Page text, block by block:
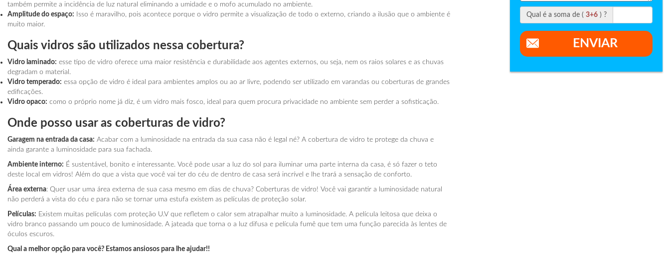
também permite a incidência de luz natural eliminando a umidade e o mofo acumulado no ambiente.
Amplitude do espaço: Isso é maravilho, pois acontece porque o vidro permite a visualização de todo o externo, criando a ilusão que o ambiente é
muito maior.
Quais vidros são utilizados nessa cobertura?
Vidro laminado: esse tipo de vidro oferece uma maior resistência e durabilidade aos agentes externos, ou seja, nem os raios solares e as chuvas
degradam o material.
Vidro temperado: essa opção de vidro é ideal para ambientes amplos ou ao ar livre, podendo ser utilizado em varandas ou coberturas de grandes
edificações.
Vidro opaco: como o próprio nome já diz, é um vidro mais fosco, ideal para quem procura privacidade no ambiente sem perder a sofisticação.
Onde posso usar as coberturas de vidro?
Garagem na entrada da casa: Acabar com a luminosidade na entrada da sua casa não é legal né? A cobertura de vidro te protege da chuva e
ainda garante a luminosidade para sua fachada.
Ambiente interno: É sustentável, bonito e interessante. Você pode usar a luz do sol para iluminar uma parte interna da casa, é só fazer o teto
deste local em vidros! Além do que a vista que você vai ter do céu de dentro de casa será incrível e lhe trará a sensação de conforto.
Área externa: Quer usar uma área externa de sua casa mesmo em dias de chuva? Coberturas de vidro! Você vai garantir a luminosidade natural
não perderá a vista do céu e para não se tornar uma estufa existem as películas de proteção solar.
Películas: Existem muitas películas com proteção U.V que refletem o calor sem atrapalhar muito a luminosidade. A película leitosa que deixa o
vidro branco passando um pouco de luminosidade. A jateada que torna o a luz difusa e película fumê que tem uma função parecida às lentes de
óculos escuros.
Qual a melhor opção para você? Estamos ansiosos para lhe ajudar!!
Qual é a soma de ( 3+6 ) ?
ENVIAR